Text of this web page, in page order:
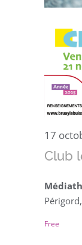
17
Club
Free